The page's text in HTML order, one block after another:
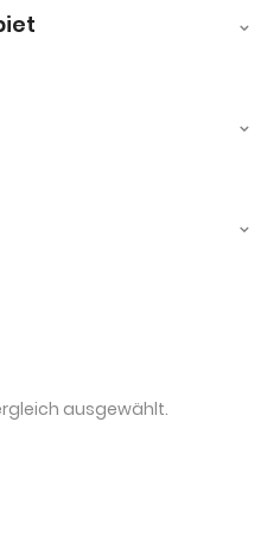
ausgewählt.